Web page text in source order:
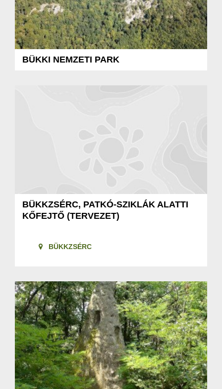
BÜKKI NEMZETI PARK
BÜKKZSÉRC, PATKÓ-SZIKLÁK ALATTI
KŐFEJTŐ (TERVEZET)
BÜKKZSÉRC